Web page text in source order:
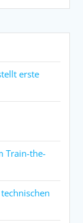
erste
Train-the-